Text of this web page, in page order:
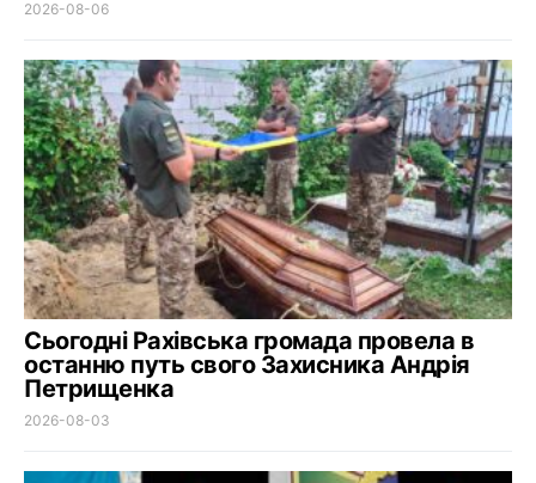
2026-08-06
Сьогодні Рахівська громада провела в
останню путь свого Захисника Андрія
Петрищенка
2026-08-03